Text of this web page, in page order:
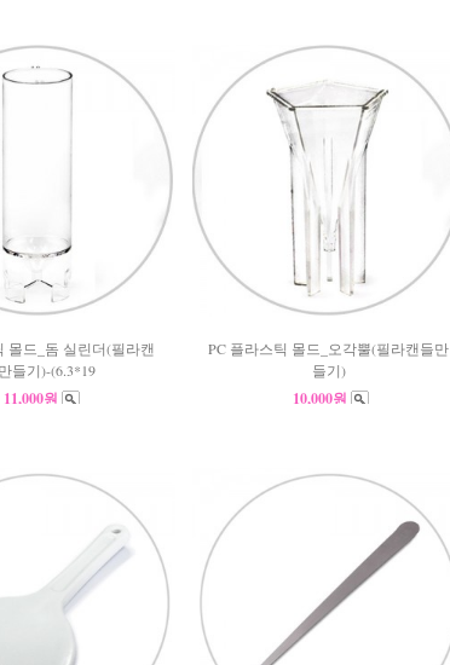
몰드_돔 실린더(필라캔
들기)-(6.3*19
11,000원
PC 플라스틱 몰드_오각뿔(필라캔들만
들기)
10,000원